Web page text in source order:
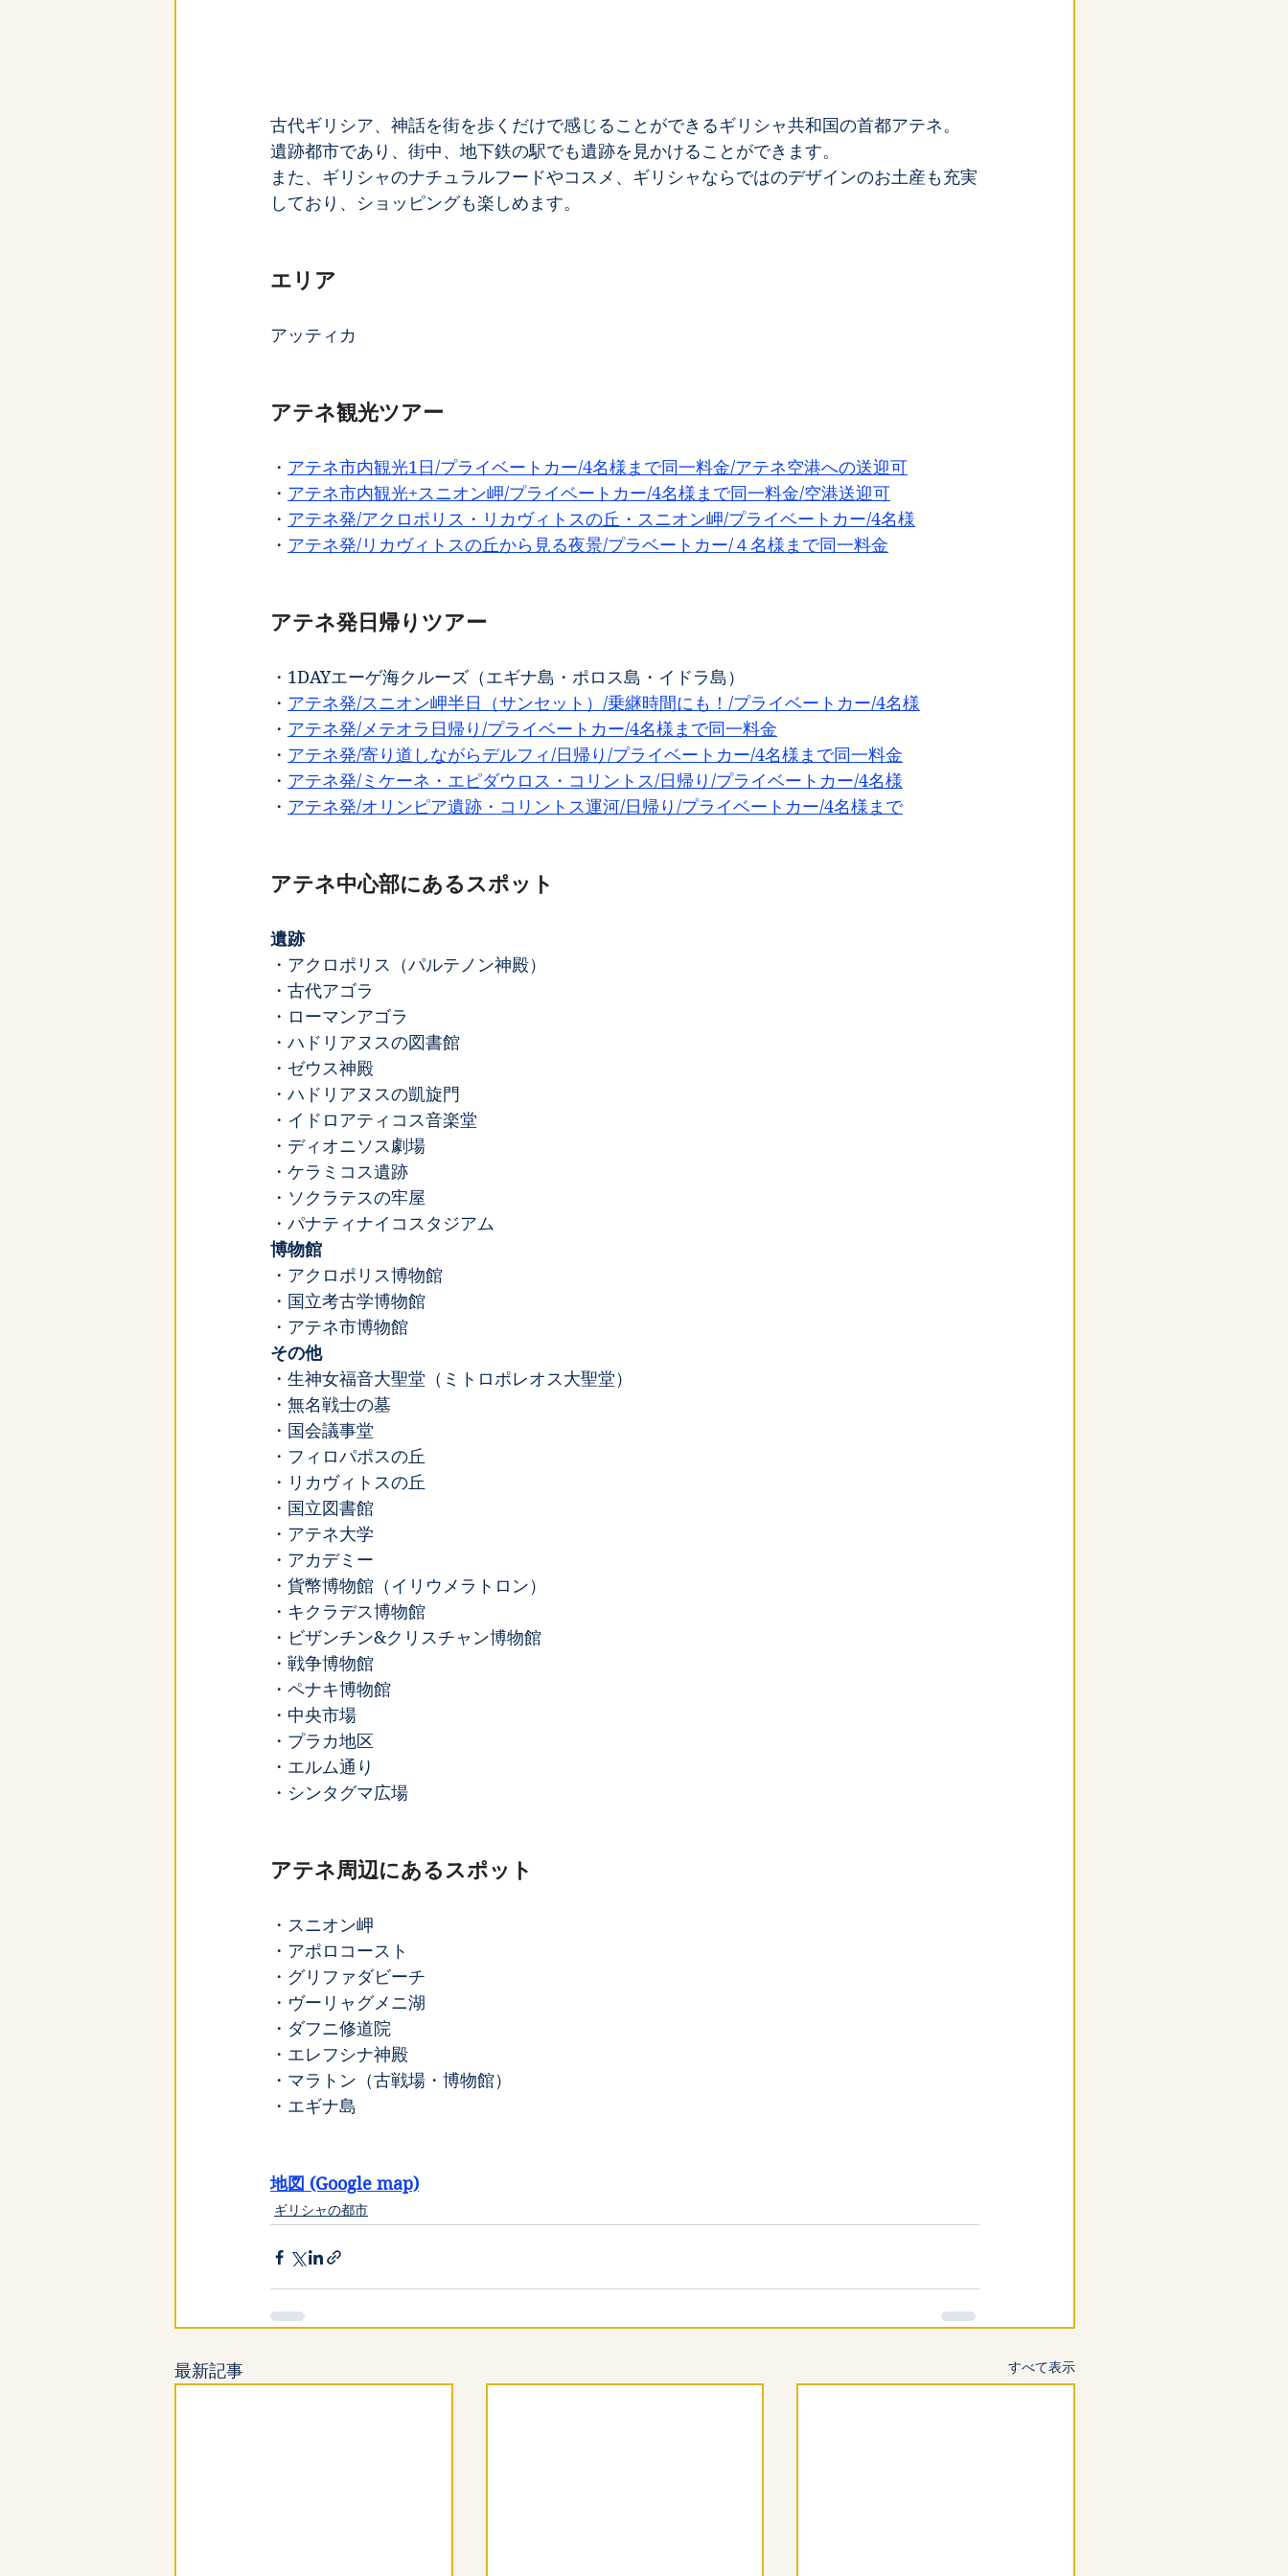
古代ギリシア、神話を街を歩くだけで感じることができるギリシャ共和国の首都アテネ。
遺跡都市であり、街中、地下鉄の駅でも遺跡を見かけることができます。
また、ギリシャのナチュラルフードやコスメ、ギリシャならではのデザインのお土産も充実
しており、ショッピングも楽しめます。
エリア
アッティカ
アテネ観光ツアー
・ アテネ市内観光1日/プライベートカー/4名様まで同一料金/アテネ空港への送迎可
・ アテネ市内観光+スニオン岬/プライベートカー/4名様まで同一料金/空港送迎可
・ アテネ発/アクロポリス・リカヴィトスの丘・スニオン岬/プライベートカー/4名様
・ アテネ発/リカヴィトスの丘から見る夜景/プラベートカー/４名様まで同一料金
アテネ発日帰りツアー
・1DAYエーゲ海クルーズ（エギナ島・ポロス島・イドラ島）
・ アテネ発/スニオン岬半日（サンセット）/乗継時間にも！/プライベートカー/4名様
・ アテネ発/メテオラ日帰り/プライベートカー/4名様まで同一料金
・ アテネ発/寄り道しながらデルフィ/日帰り/プライベートカー/4名様まで同一料金
・ アテネ発/ミケーネ・エピダウロス・コリントス/日帰り/プライベートカー/4名様
・ アテネ発/オリンピア遺跡・コリントス運河/日帰り/プライベートカー/4名様まで
アテネ中心部にあるスポット
遺跡
・アクロポリス（パルテノン神殿）
・古代アゴラ
・ローマンアゴラ
・ハドリアヌスの図書館
・ゼウス神殿
・ハドリアヌスの凱旋門
・イドロアティコス音楽堂
・ディオニソス劇場
・ケラミコス遺跡
・ソクラテスの牢屋
・パナティナイコスタジアム
博物館
・アクロポリス博物館
・国立考古学博物館
・アテネ市博物館
その他
・生神女福音大聖堂（ミトロポレオス大聖堂）
・無名戦士の墓
・国会議事堂
・フィロパポスの丘
・リカヴィトスの丘
・国立図書館
・アテネ大学
・アカデミー
・貨幣博物館（イリウメラトロン）
・キクラデス博物館
・ビザンチン&クリスチャン博物館
・戦争博物館
・ペナキ博物館
・中央市場
・プラカ地区
・エルム通り
・シンタグマ広場
アテネ周辺にあるスポット
・スニオン岬
・アポロコースト
・グリファダビーチ
・ヴーリャグメニ湖
・ダフニ修道院
・エレフシナ神殿
・マラトン（古戦場・博物館）
・エギナ島
地図 (Google map)
ギリシャの都市
最新記事 すべて表示